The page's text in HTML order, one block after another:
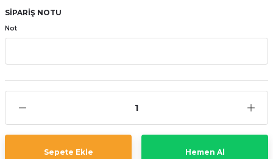
SİPARİŞ NOTU
Not
Sepete Ekle Hemen Al